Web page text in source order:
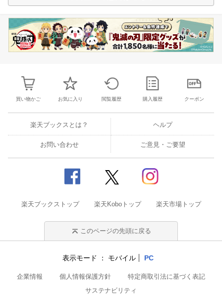
買い物かご お気に入り 閲覧履歴 購入履歴 クーポン
楽天ブックスとは？ ヘルプ
お問い合わせ ご意見・ご要望
楽天ブックストップ 楽天Koboトップ 楽天市場トップ
このページの先頭に戻る
表示モード モバイル PC
企業情報 個人情報保護方針
特定商取引法に基づく表記
サステナビリティ